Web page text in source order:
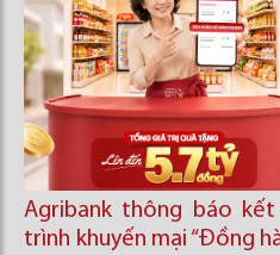
Agribank thông báo
trình khuyến mại “Đồng